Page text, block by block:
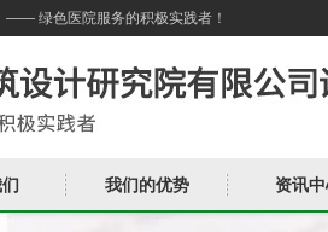
—— 绿色医院服务的积极实践者！
我们的优势 资讯